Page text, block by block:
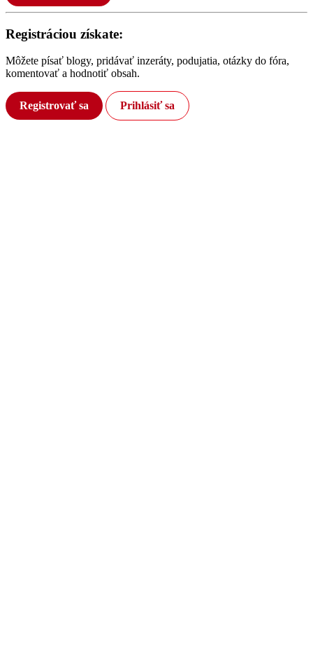
Registráciou získate:
Môžete písať blogy, pridávať inzeráty, podujatia, otázky do fóra,
komentovať a hodnotiť obsah.
Registrovať sa Prihlásiť sa